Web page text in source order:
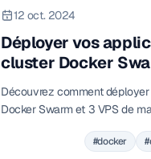
12 oct. 2024
Déployer vos
cluster Docker
Découvrez comment
Docker Swarm et 3 VPS de
#docker